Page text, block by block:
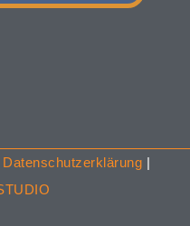
Datenschutzerklärung |